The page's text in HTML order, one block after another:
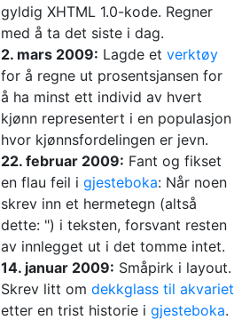
gyldig XHTML 1.0-kode. Regner
med å ta det siste i dag.
2. mars 2009: Lagde et verktøy
for å regne ut prosentsjansen for
å ha minst ett individ av hvert
kjønn representert i en populasjon
hvor kjønnsfordelingen er jevn.
22. februar 2009: Fant og fikset
en flau feil i gjesteboka: Når noen
skrev inn et hermetegn (altså
dette: ") i teksten, forsvant resten
av innlegget ut i det tomme intet.
14. januar 2009: Småpirk i layout.
Skrev litt om dekkglass til akvariet
etter en trist historie i gjesteboka.